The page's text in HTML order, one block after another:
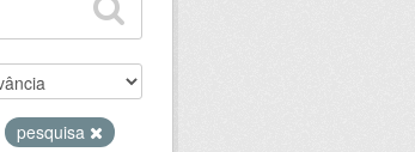
pesquisa